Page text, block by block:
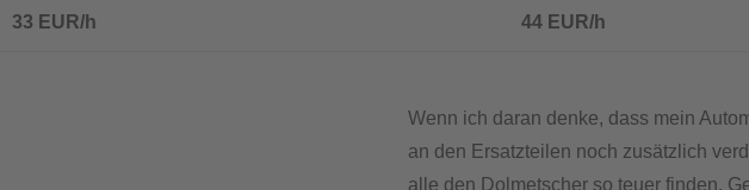
33 EUR/h 44 EUR/h
Wenn ich daran denke, dass mein
an den Ersatzteilen noch zusätzlich
alle den Dolmetscher so teuer finden.